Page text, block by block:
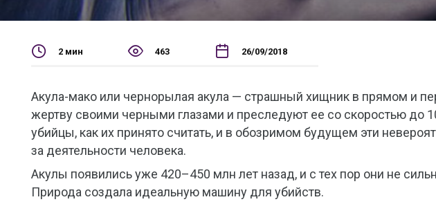
2 мин 463 26/09/2018
Акула-мако или чернорылая акула — страшный хищник в прямом и
жертву своими черными глазами и преследуют ее со скоростью до
убийцы, как их принято считать, и в обозримом будущем эти
за деятельности человека.
Акулы появились уже 420–450 млн лет назад, и с тех пор они не
Природа создала идеальную машину для убийств.